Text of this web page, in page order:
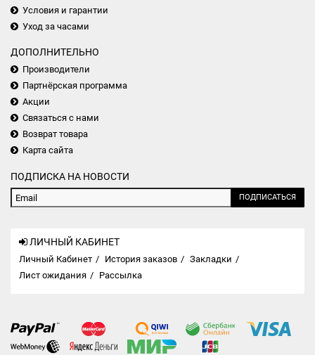
Условия и гарантии
Уход за часами
ДОПОЛНИТЕЛЬНО
Производители
Партнёрская программа
Акции
Связаться с нами
Возврат товара
Карта сайта
ПОДПИСКА НА НОВОСТИ
ПОДПИСАТЬСЯ
ЛИЧНЫЙ КАБИНЕТ
Личный Кабинет История заказов
Закладки
Лист ожидания
Рассылка